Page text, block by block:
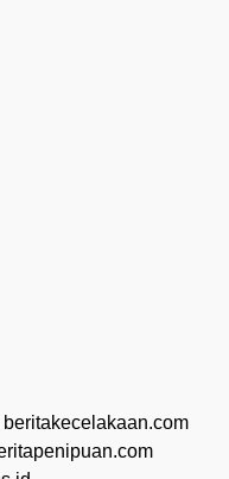
beritakecelakaan.com